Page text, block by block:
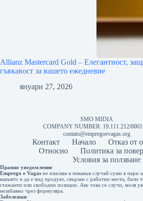
Allianz Mastercard Gold – Елегантност,
гъвкавост за вашето ежедневие
януари 27, 2026
SMO MIDIA
COMPANY NUMBER: 19.111.212/
contato@empregoevagas.org
Контакт Начало
Отказ от
Относно
Политика за
Условия за ползване
Правно уведомление
Emprego e Vagas не изисква в никакъв случай суми в пари
какъвто и да е вид продукт, свързан с работни места, било
стажанти или свободни позиции. Ако това се случи, моля
незабавно чрез формуляра.
Забележки: